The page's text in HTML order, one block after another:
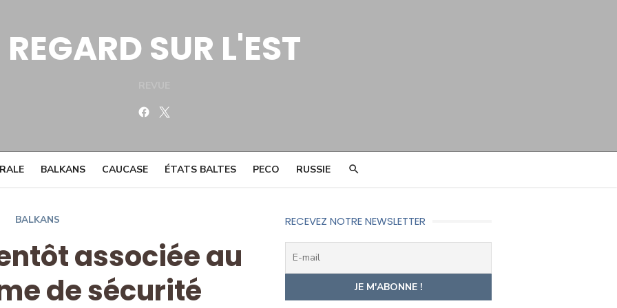
REGARD SUR L'EST
Facebook
BALKANS CAUCASE ÉTATS BALTES PECO RUSSIE
BALKANS
associée au
de sécurité
RECEVEZ NOTRE NEWSLETTER